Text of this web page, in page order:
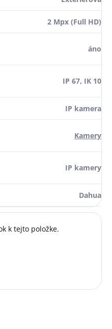
2 Mpx (Full HD)
áno
IP 67, IK 10
IP kamera
Kamery
IP kamery
Dahua
k tejto položke.